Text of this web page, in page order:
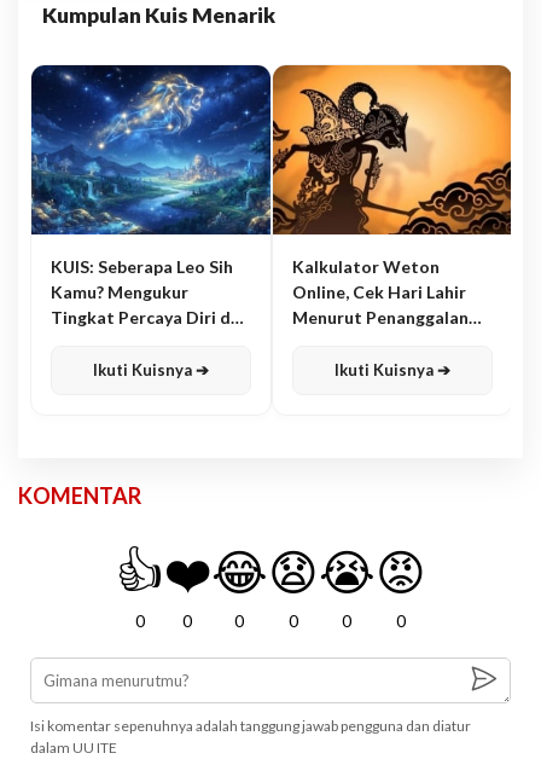
Kumpulan Kuis Menarik
KUIS: Seberapa Leo Sih
Kamu? Mengukur
Tingkat Percaya Diri dan
Ikuti Kuisnya ➔
Kalkulator Weton
Online, Cek Hari Lahir
Menurut Penanggalan
Ikuti Kuisnya ➔
KOMENTAR
👍
0
❤️
0
😂
0
😧
0
😭
0
😡
0
Isi komentar sepenuhnya adalah tanggung jawab pengguna dan diatur
dalam UU ITE